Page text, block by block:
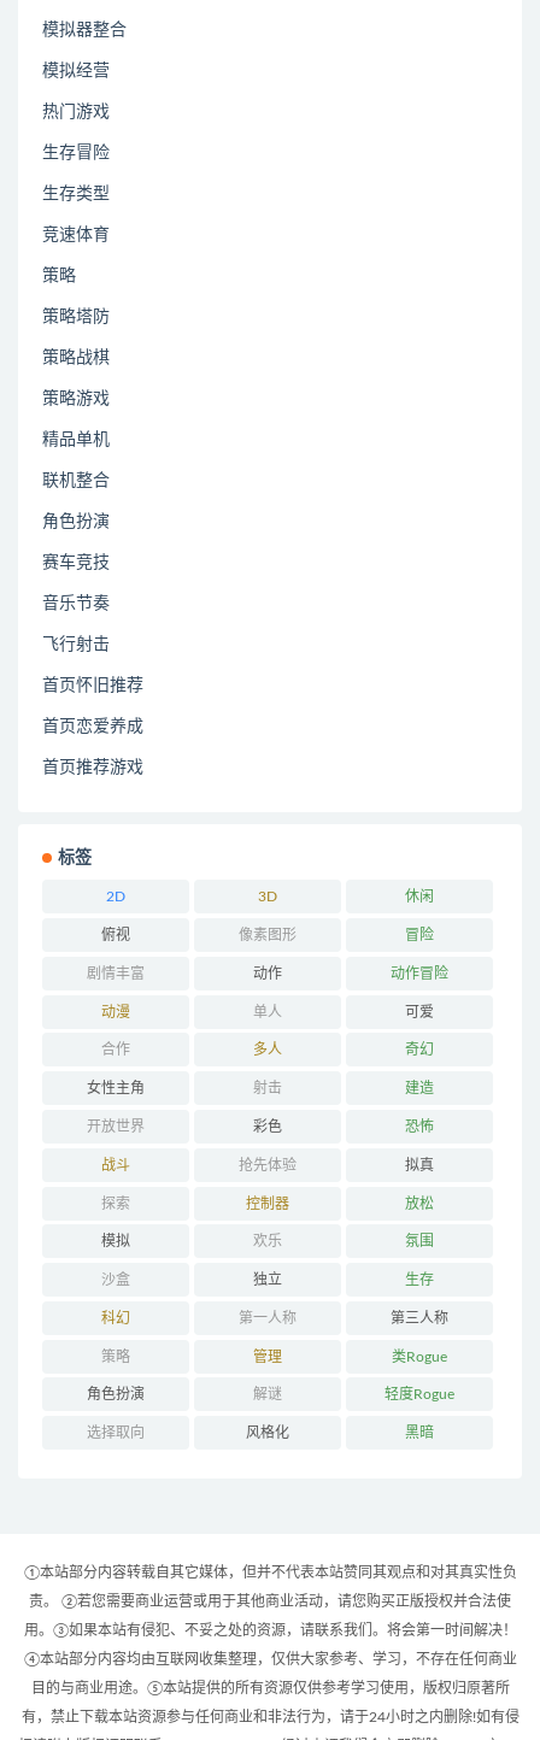
模拟器整合
模拟经营
热门游戏
生存冒险
生存类型
竞速体育
策略
策略塔防
策略战棋
策略游戏
精品单机
联机整合
角色扮演
赛车竞技
音乐节奏
飞行射击
首页怀旧推荐
首页恋爱养成
首页推荐游戏
标签
2D 3D 休闲
俯视 像素图形 冒险
剧情丰富 动作 动作冒险
动漫 单人 可爱
合作 多人 奇幻
女性主角 射击 建造
开放世界 彩色 恐怖
战斗 抢先体验 拟真
探索 控制器 放松
模拟 欢乐 氛围
沙盒 独立 生存
科幻 第一人称 第三人称
策略 管理 类Rogue
角色扮演 解谜 轻度Rogue
选择取向 风格化 黑暗
①本站部分内容转载自其它媒体，但并不代表本站赞同其观点和对其真实性负
责。 ②若您需要商业运营或用于其他商业活动，请您购买正版授权并合法使
用。③如果本站有侵犯、不妥之处的资源，请联系我们。将会第一时间解决！
④本站部分内容均由互联网收集整理，仅供大家参考、学习，不存在任何商业
目的与商业用途。⑤本站提供的所有资源仅供参考学习使用，版权归原著所
有，禁止下载本站资源参与任何商业和非法行为，请于24小时之内删除!如有侵